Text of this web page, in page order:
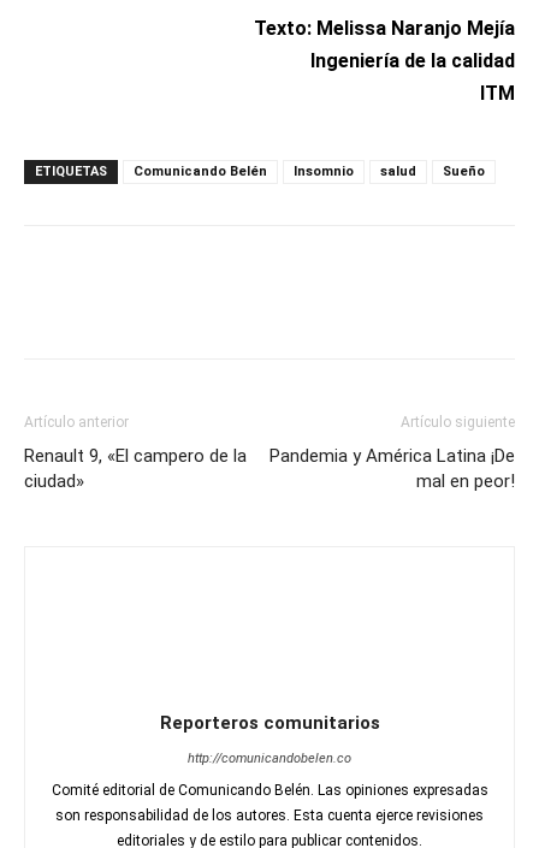
Texto: Melissa Naranjo Mejía
Ingeniería de la calidad
ITM
ETIQUETAS Comunicando Belén Insomnio salud Sueño
Artículo anterior
Renault 9, «El campero de la
ciudad»
Artículo siguiente
Pandemia y América Latina ¡De
mal en peor!
Reporteros comunitarios
http://comunicandobelen.co
Comité editorial de Comunicando Belén. Las opiniones expresadas
son responsabilidad de los autores. Esta cuenta ejerce revisiones
editoriales y de estilo para publicar contenidos.